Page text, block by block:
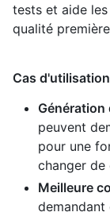
tests et aide
qualité
Cas d'utilisation
peuvent
pour une
changer de
Meilleure